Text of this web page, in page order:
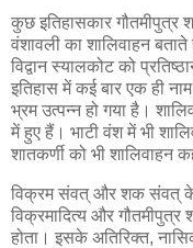
कुछ इतिहासकार गौतमीपुत्र
वंशावली का शालिवाहन
विद्वान स्यालकोट को
इतिहास में कई बार एक ही
भ्रम उत्पन्न हो गया है।
में हुए हैं। भाटी वंश में भी
शातकर्णी को भी शालिवाहन
विक्रम संवत् और शक संवत् के
विक्रमादित्य और गौतमीपुत्र
होता। इसके अतिरिक्त,